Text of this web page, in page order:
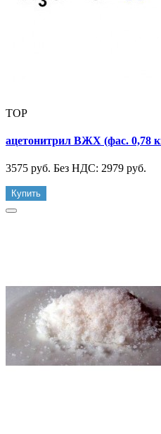
TOP
ацетонитрил ВЖХ (фас. 0,78
3575 руб. Без НДС: 2979 руб.
Купить